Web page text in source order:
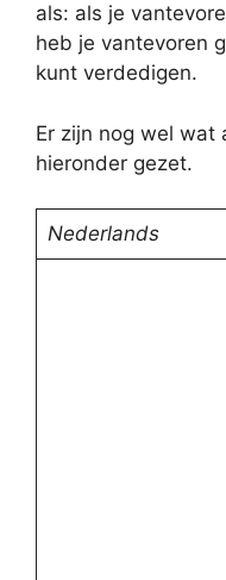
als: als je
heb je vantevoren
kunt verdedigen.
Er zijn nog wel wat
hieronder gezet.
Nederlands